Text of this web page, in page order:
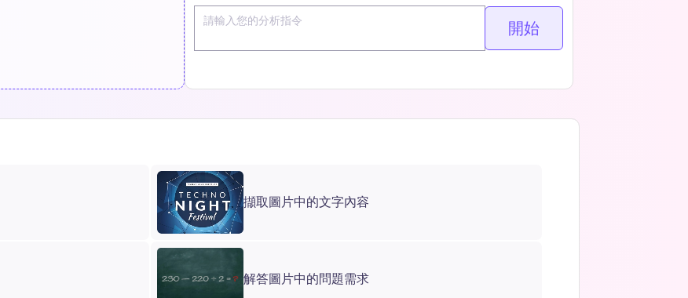
開始
擷取圖片中的文字內容
解答圖片中的問題需求